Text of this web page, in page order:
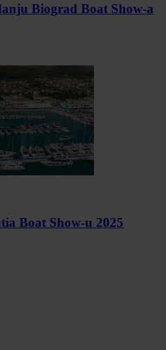
Biograd Boat Show-a
Boat Show-u 2025